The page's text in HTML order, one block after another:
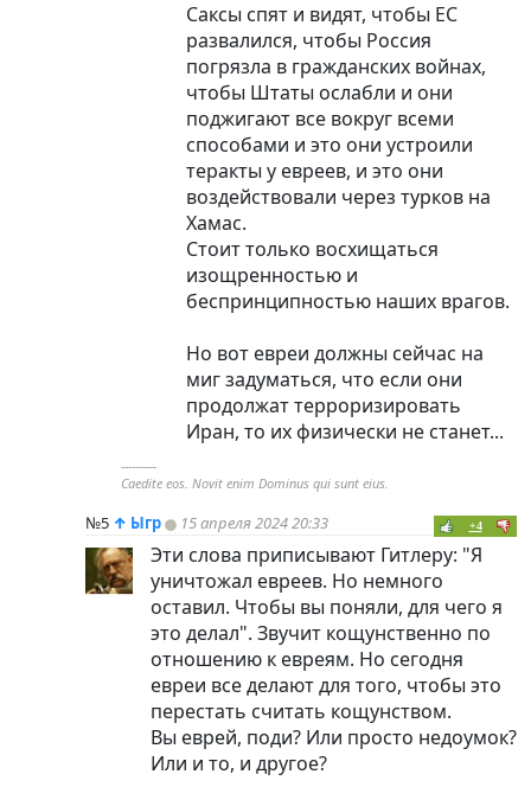
Саксы спят и видят, чтобы ЕС
развалился, чтобы Россия
погрязла в гражданских войнах,
чтобы Штаты ослабли и они
поджигают все вокруг всеми
способами и это они устроили
теракты у евреев, и это они
воздействовали через турков на
Хамас.
Стоит только восхищаться
изощренностью и
беспринципностью наших врагов.
Но вот евреи должны сейчас на
миг задуматься, что если они
продолжат терроризировать
Иран, то их физически не станет...
----------
Caedite eos. Novit enim Dominus qui sunt eius.
№5 ↑ Ыгр 15 апреля 2024 20:33 +4
Эти слова приписывают Гитлеру: "Я
уничтожал евреев. Но немного
оставил. Чтобы вы поняли, для чего я
это делал". Звучит кощунственно по
отношению к евреям. Но сегодня
евреи все делают для того, чтобы это
перестать считать кощунством.
Вы еврей, поди? Или просто недоумок?
Или и то, и другое?